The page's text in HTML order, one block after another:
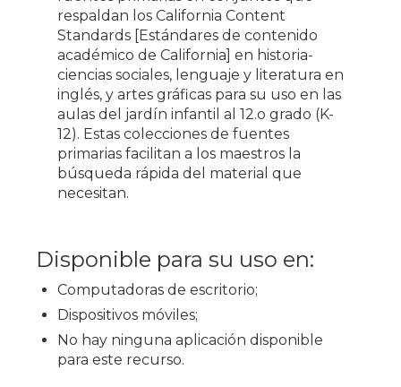
respaldan los California Content
Standards [Estándares de contenido
académico de California] en historia-
ciencias sociales, lenguaje y literatura en
inglés, y artes gráficas para su uso en las
aulas del jardín infantil al 12.o grado (K-
12). Estas colecciones de fuentes
primarias facilitan a los maestros la
búsqueda rápida del material que
necesitan.
Disponible para su uso en:
Computadoras de escritorio;
Dispositivos móviles;
No hay ninguna aplicación disponible
para este recurso.